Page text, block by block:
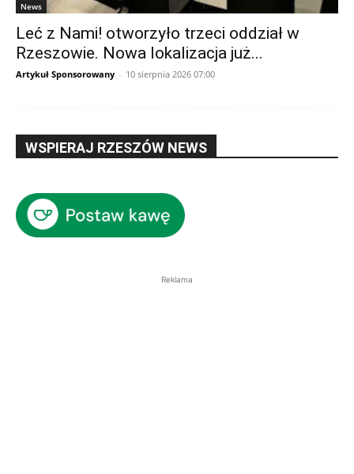
News
Leć z Nami! otworzyło trzeci oddział w
Rzeszowie. Nowa lokalizacja już...
Artykuł Sponsorowany - 10 sierpnia 2026 07:00
WSPIERAJ RZESZÓW NEWS
Reklama